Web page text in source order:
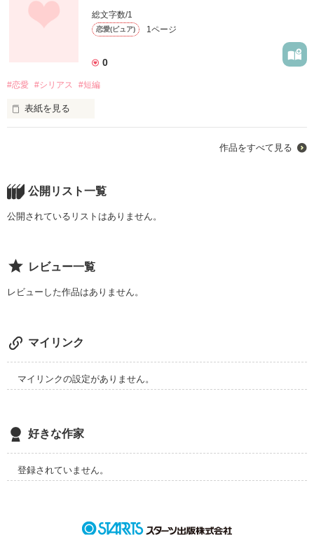
総文字数/1
恋愛(ピュア) 1ページ
0
#恋愛 #シリアス #短編
表紙を見る
作品をすべて見る
公開リスト一覧
公開されているリストはありません。
レビュー一覧
レビューした作品はありません。
マイリンク
マイリンクの設定がありません。
好きな作家
登録されていません。